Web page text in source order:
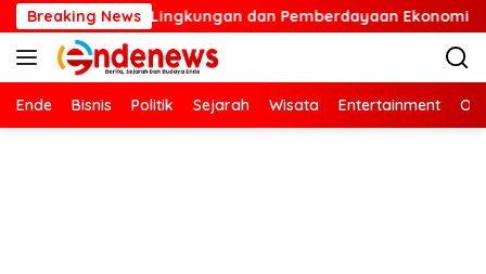
Langsung
ke
konten
Breaking NewsLingkungan dan Pemberdayaan Ekonomi Lewat
Ende Bisnis Politik Sejarah Wisata Entertainment